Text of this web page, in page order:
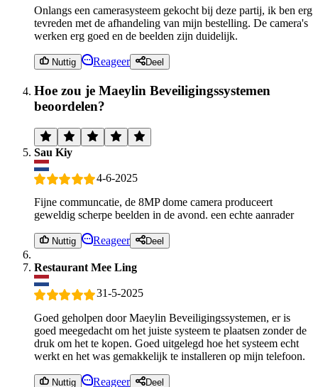
Onlangs een camerasysteem gekocht bij deze partij, ik ben erg
tevreden met de afhandeling van mijn bestelling. De camera's
werken erg goed en de beelden zijn duidelijk.
Nuttig Reageer Deel
Hoe zou je Maeylin Beveiligingssystemen
beoordelen?
Sau Kiy
4-6-2025
Fijne communcatie, de 8MP dome camera produceert
geweldig scherpe beelden in de avond. een echte aanrader
Nuttig Reageer Deel
Restaurant Mee Ling
31-5-2025
Goed geholpen door Maeylin Beveiligingssystemen, er is
goed meegedacht om het juiste systeem te plaatsen zonder de
druk om het te kopen. Goed uitgelegd hoe het systeem echt
werkt en het was gemakkelijk te installeren op mijn telefoon.
Nuttig Reageer Deel